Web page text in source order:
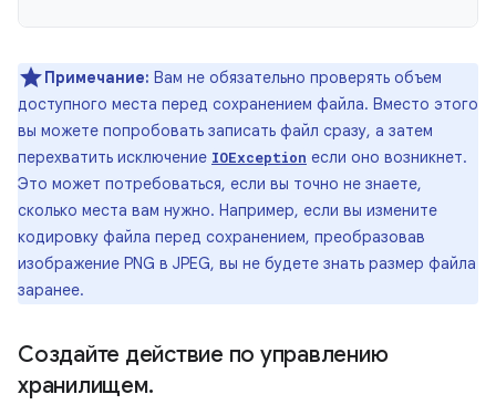
Примечание: Вам не обязательно проверять объем
доступного места перед сохранением файла. Вместо этого
вы можете попробовать записать файл сразу, а затем
перехватить исключение IOException если оно возникнет.
Это может потребоваться, если вы точно не знаете,
сколько места вам нужно. Например, если вы измените
кодировку файла перед сохранением, преобразовав
изображение PNG в JPEG, вы не будете знать размер файла
заранее.
Создайте действие по управлению
хранилищем.